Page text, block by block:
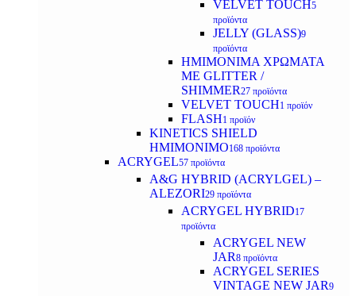
VELVET TOUCH5
προϊόντα
JELLY (GLASS)9
προϊόντα
ΗΜΙΜΟΝΙΜA ΧΡΩΜΑΤΑ
ΜΕ GLITTER /
SHIMMER27 προϊόντα
VELVET TOUCH1 προϊόν
FLASH1 προϊόν
KINETICS SHIELD
ΗΜΙΜΟΝΙΜΟ168 προϊόντα
ACRYGEL57 προϊόντα
A&G HYBRID (ACRYLGEL) –
ALEZORI29 προϊόντα
ACRYGEL HYBRID17
προϊόντα
ACRYGEL NEW
JAR8 προϊόντα
ACRYGEL SERIES
VINTAGE NEW JAR9